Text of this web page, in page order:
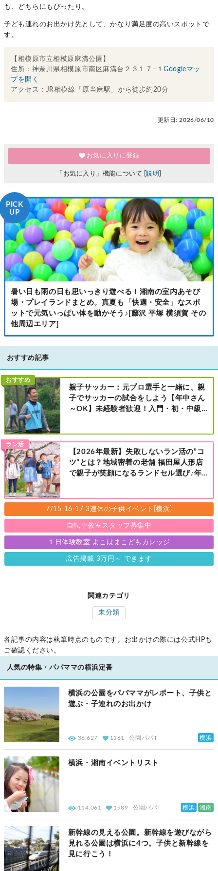
も、どちらにもぴったり。
子ども連れのお出かけ先として、かなり満足度の高いスポットで
す。
【相模原市立相模原麻溝公園】
住所：神奈川県相模原市南区麻溝台２３１７−１Googleマッ
プを開く
アクセス：JR相模線「原当麻駅」から徒歩約20分
更新日: 2026/06/10
お気に入りに登録
「お気に入り」機能について [説明
PICK
UP
暑い日も雨の日も思いっきり遊べる！湘南の室内あそび
場・プレイランドまとめ。真夏も「快適・安全」なスポ
ットで元気いっぱい体を動かそう♪[藤沢 平塚 横須賀 その
他周辺エリア]
おすすめ記事
おすすめ
親子サッカー：元プロ選手と一緒に、親
子でサッカーの試合をしよう【年中さん
～OK】未経験者歓迎！入門・初・中級の
ラン活
【2026年最新】失敗しないラン活の”コ
ツ”とは？地域密着の老舗 福田屋人形店
で親子が笑顔になるランドセル選び♪年
店・町田店・マルイファミリー溝口店］
7/15-16-17 3連休の子供イベント[横浜]
自転車教室スタッフ募集中
１日体験教室 よこはまこどもカレッジ
広告掲載 3万円～ できます
関連カテゴリ
未分類
各記事の内容は執筆時点のものです。お出かけの際には公式HPも
ご確認ください。
人気の特集・パパママの横浜定番
横浜の公園をパパママがレポート、子供と
遊ぶ・子連れのお出かけ
36,627 1161 公園パパT 横浜
横浜・湘南イベントリスト
114,061 1989 公園パパT 横浜 湘南
新幹線の見える公園。新幹線を遊びながら
見れる公園は横浜に4つ。子供と新幹線を
見に行こう！